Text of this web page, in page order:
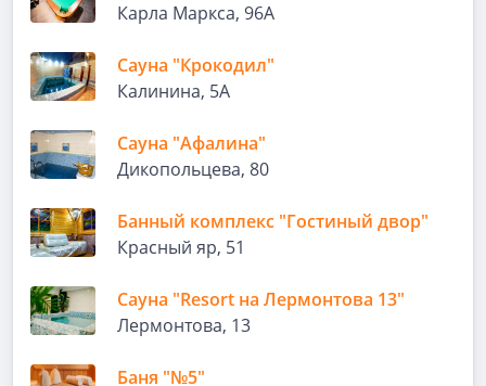
Карла Маркса, 96А
Сауна "Крокодил"
Калинина, 5А
Сауна "Афалина"
Ди­ко­поль­це­ва, 80
Банный комплекс "Гостиный двор"
Красный яр, 51
Сауна "Resort на Лермонтова 13"
Лермонтова, 13
Баня "№5"